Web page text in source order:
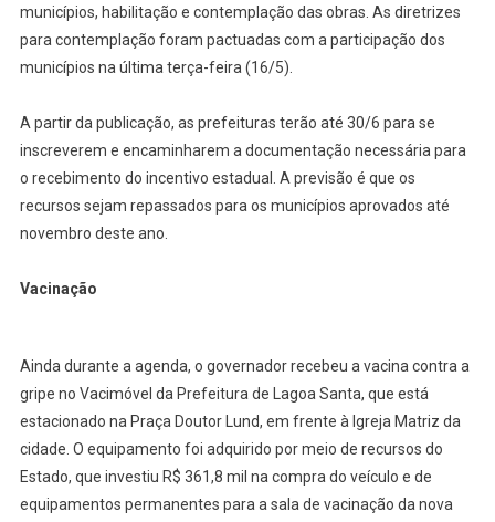
municípios, habilitação e contemplação das obras. As diretrizes
para contemplação foram pactuadas com a participação dos
municípios na última terça-feira (16/5).
A partir da publicação, as prefeituras terão até 30/6 para se
inscreverem e encaminharem a documentação necessária para
o recebimento do incentivo estadual. A previsão é que os
recursos sejam repassados para os municípios aprovados até
novembro deste ano.
Vacinação
Ainda durante a agenda, o governador recebeu a vacina contra a
gripe no Vacimóvel da Prefeitura de Lagoa Santa, que está
estacionado na Praça Doutor Lund, em frente à Igreja Matriz da
cidade. O equipamento foi adquirido por meio de recursos do
Estado, que investiu R$ 361,8 mil na compra do veículo e de
equipamentos permanentes para a sala de vacinação da nova